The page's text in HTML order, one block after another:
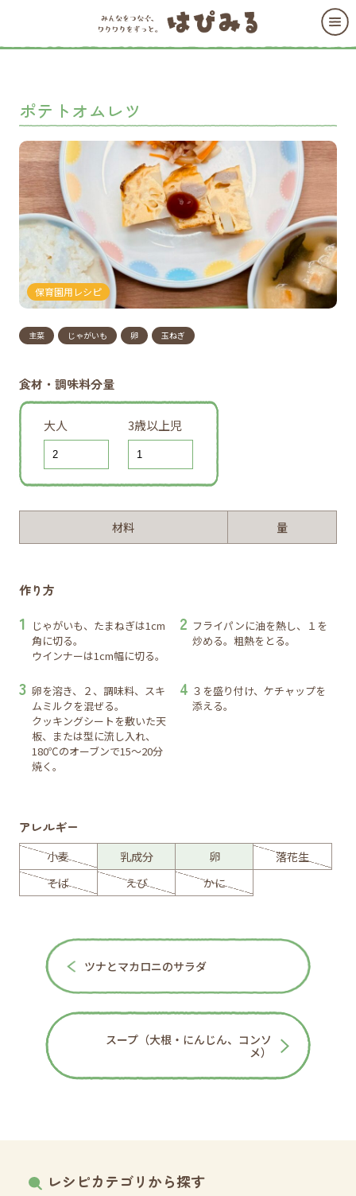
ポテトオムレツ
保育園用レシピ
主菜 じゃがいも 卵 玉ねぎ
食材・調味料分量
大人 3歳以上児
材料 量
作り方
じゃがいも、たまねぎは1cm
角に切る。
ウインナーは1cm幅に切る。
フライパンに油を熱し、１を
炒める。粗熱をとる。
卵を溶き、２、調味料、スキ
ムミルクを混ぜる。
クッキングシートを敷いた天
板、または型に流し入れ、
180℃のオーブンで15～20分
焼く。
３を盛り付け、ケチャップを
添える。
アレルギー
小麦 乳成分 卵
落花生
そば
えび かに
ツナとマカロニのサラダ
スープ（大根・にんじん、コンソ
メ）
レシピカテゴリから探す